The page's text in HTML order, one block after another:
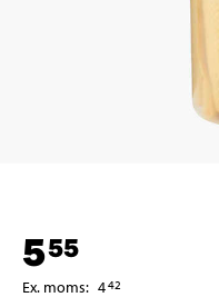
555
Ex. moms: 442